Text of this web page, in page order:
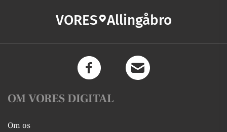
VORES Allingåbro
OM VORES DIGITAL
Om os